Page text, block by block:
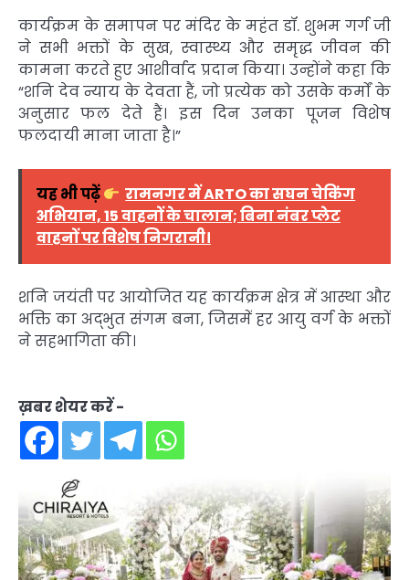
कार्यक्रम के समापन पर मंदिर के महंत डॉ. शुभम गर्ग जी
ने सभी भक्तों के सुख, स्वास्थ्य और समृद्ध जीवन की
कामना करते हुए आशीर्वाद प्रदान किया। उन्होंने कहा कि
“शनि देव न्याय के देवता हैं, जो प्रत्येक को उसके कर्मों के
अनुसार फल देते हैं। इस दिन उनका पूजन विशेष
फलदायी माना जाता है।”
यह भी पढ़ें
रामनगर में ARTO का सघन चेकिंग
अभियान, 15 वाहनों के चालान; बिना नंबर प्लेट
वाहनों पर विशेष निगरानी।
शनि जयंती पर आयोजित यह कार्यक्रम क्षेत्र में आस्था और
भक्ति का अद्भुत संगम बना, जिसमें हर आयु वर्ग के भक्तों
ने सहभागिता की।
ख़बर शेयर करें -